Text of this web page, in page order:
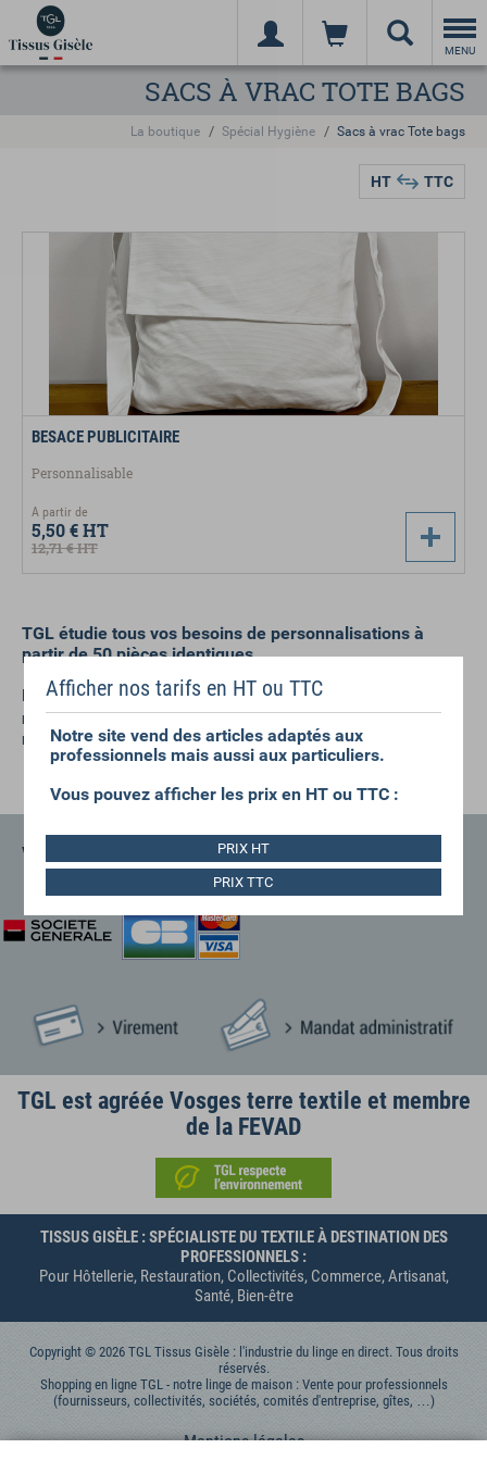
MENU
SACS À VRAC TOTE BAGS
La boutique Spécial Hygiène Sacs à vrac Tote bags
HT TTC
BESACE PUBLICITAIRE
Personnalisable
A partir de
5,50 €HT
12,71 €HT
TGL étudie tous vos besoins de personnalisations à
partir de 50 pièces identiques.
N'hésitez pas à solliciter un devis à
Contactez-nous
nous précisant votre marquage ou broderie, ainsi que le
modèle de sac souhaité.
VOS GARANTIES
TGL est agréée Vosges terre textile et membre
de la FEVAD
TISSUS GISÈLE : SPÉCIALISTE DU TEXTILE À DESTINATION DES
PROFESSIONNELS :
Pour Hôtellerie, Restauration, Collectivités, Commerce, Artisanat,
Santé, Bien-être
Copyright © 2026 TGL Tissus Gisèle : l'industrie du linge en direct. Tous droits
réservés.
Shopping en ligne TGL - notre linge de maison : Vente pour professionnels
(fournisseurs, collectivités, sociétés, comités d'entreprise, gîtes, …)
Mentions légales
Afficher nos tarifs en HT ou TTC
Notre site vend des articles adaptés aux
professionnels mais aussi aux particuliers.
Vous pouvez afficher les prix en HT ou TTC :
PRIX HT
PRIX TTC